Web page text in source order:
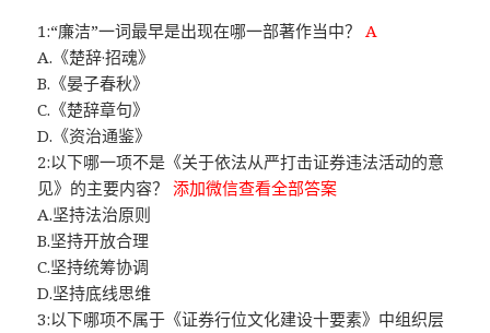
1:“廉洁”一词最早是出现在哪一部著作当中？A
A.《楚辞·招魂》
B.《晏子春秋》
C.《楚辞章句》
D.《资治通鉴》
2:以下哪一项不是《关于依法从严打击证券违法活动的意
见》的主要内容？添加微信查看全部答案
A.坚持法治原则
B.坚持开放合理
C.坚持统筹协调
D.坚持底线思维
3:以下哪项不属于《证券行位文化建设十要素》中组织层